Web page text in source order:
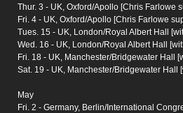
Thur. 3 - UK, Oxford/Apollo [Chris Farlowe
Fri. 4 - UK, Oxford/Apollo [Chris Farlowe
Tues. 15 - UK, London/Royal Albert Hall
Wed. 16 - UK, London/Royal Albert Hall
Fri. 18 - UK, Manchester/Bridgewater Hall
Sat. 19 - UK, Manchester/Bridgewater Hall
May
Fri. 2 - Germany, Berlin/International